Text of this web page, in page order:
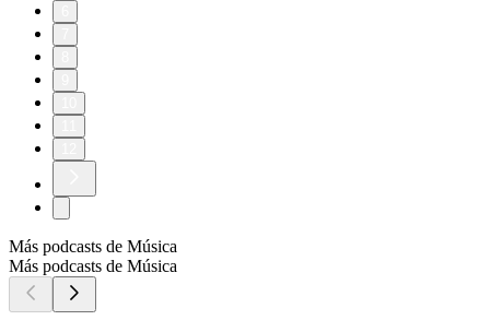
Más podcasts de Música
Más podcasts de Música